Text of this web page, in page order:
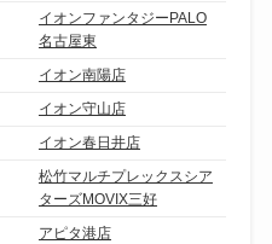
イオンファンタジーPALO
名古屋東
イオン南陽店
イオン守山店
イオン春日井店
松竹マルチプレックスシア
ターズMOVIX三好
アピタ港店